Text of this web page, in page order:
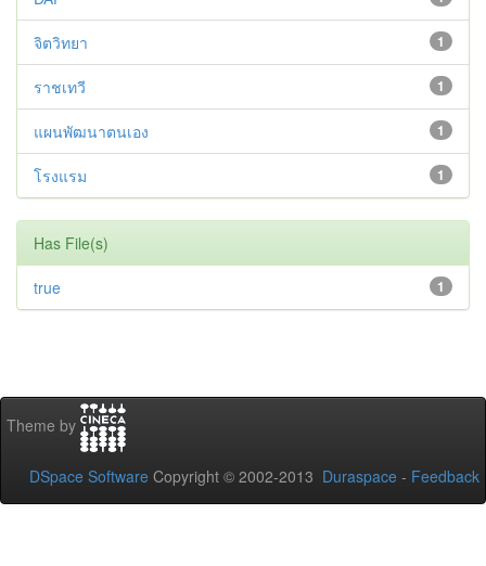
1
จิตวิทยา
1
ราชเทวี
1
แผนพัฒนาตนเอง
1
โรงแรม
Has File(s)
1
true
Theme by
DSpace Software Copyright © 2002-2013 Duraspace - Feedback